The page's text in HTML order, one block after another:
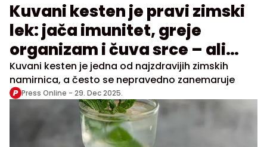
Kuvani kesten je pravi zimski
lek: jača imunitet, greje
organizam i čuva srce – ali
jedna greška može da pokvari
sve
Kuvani kesten je jedna od najzdravijih zimskih
namirnica, a često se nepravedno zanemaruje
Press Online - 29. Dec 2025.